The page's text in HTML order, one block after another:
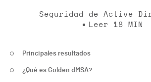
Seguridad de Active
Leer
18 MIN
Principales resultados
¿Qué es Golden dMSA?